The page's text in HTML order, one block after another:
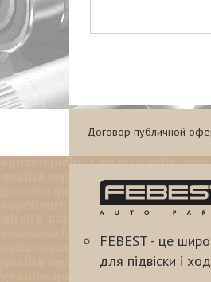
Договор публичной
FEBEST - це
для підвіски і